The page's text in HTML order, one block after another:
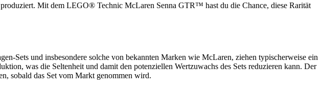
Mit dem LEGO® Technic McLaren Senna GTR™ hast du die Chance, diese Rarität
Sets und insbesondere solche von bekannten Marken wie McLaren, ziehen typischerweise ein
was die Seltenheit und damit den potenziellen Wertzuwachs des Sets reduzieren kann. Der
sobald das Set vom Markt genommen wird.